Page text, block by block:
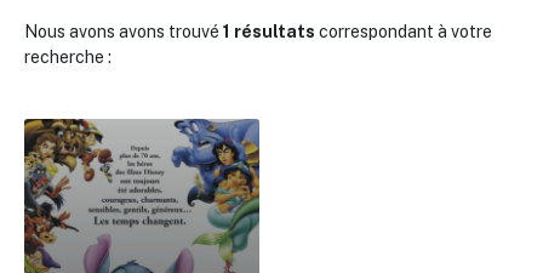
Nous avons avons trouvé 1 résultats correspondant à votre
recherche :